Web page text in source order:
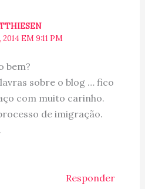
EM 9:11 PM
bem?
sobre o blog … fico
com muito carinho.
de imigração.
Responder